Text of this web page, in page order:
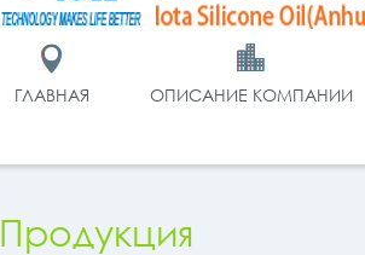
ГЛАВНАЯ ОПИСАНИЕ КОМПАНИИ
Продукция